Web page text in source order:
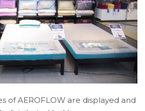
of AEROFLOW are displayed and